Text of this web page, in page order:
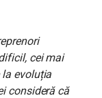
cei mai
evoluția
consideră că